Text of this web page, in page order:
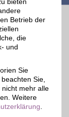
zu
Betrieb der
die
und
Sie
Sie,
mehr alle
Weitere